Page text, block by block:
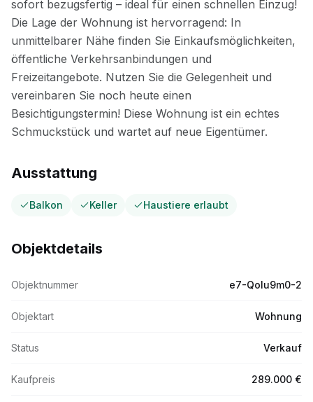
Ausstattung
Balkon Keller Haustiere erlaubt
Objektdetails
Objektnummer e7-Qolu9m0-2
Objektart Wohnung
Status Verkauf
Kaufpreis 289.000 €